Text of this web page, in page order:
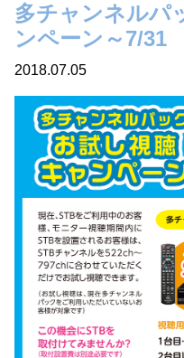
多チャンネルパ
ンペーン～7/31
2018.07.05